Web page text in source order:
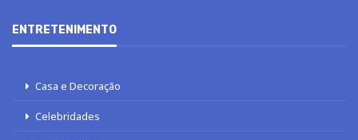
ENTRETENIMENTO
Casa e Decoração
Celebridades